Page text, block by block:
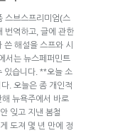
스브스프리미엄(스
번역하고, 글에 관한
해설을 스프와 시
서는 뉴스페퍼민트
있습니다. **오늘 소
. 오늘은 좀 개인적
뉴욕주에서 바로
잊고 지낸 봄철
도져 몇 년 만에 정